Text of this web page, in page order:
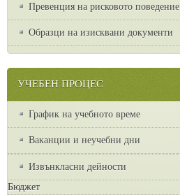
Превенция на рисковото поведение
Образци на изисквани документи
УЧЕБЕН ПРОЦЕС
График на учебното време
Ваканции и неучебни дни
Извънкласни дейности
Бюджет